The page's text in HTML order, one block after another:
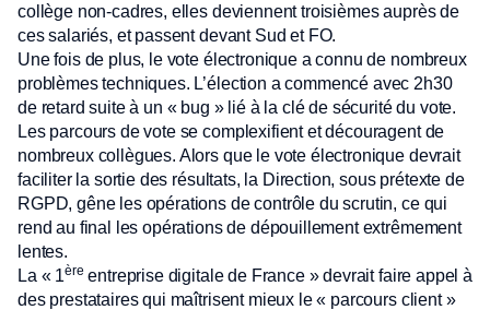
collège non-cadres, elles deviennent troisièmes auprès de
ces salariés, et passent devant Sud et FO.
Une fois de plus, le vote électronique a connu de nombreux
problèmes techniques. L’élection a commencé avec 2h30
de retard suite à un « bug » lié à la clé de sécurité du vote.
Les parcours de vote se complexifient et découragent de
nombreux collègues. Alors que le vote électronique devrait
faciliter la sortie des résultats, la Direction, sous prétexte de
RGPD, gêne les opérations de contrôle du scrutin, ce qui
rend au final les opérations de dépouillement extrêmement
lentes.
La « 1ère entreprise digitale de France » devrait faire appel à
des prestataires qui maîtrisent mieux le « parcours client »